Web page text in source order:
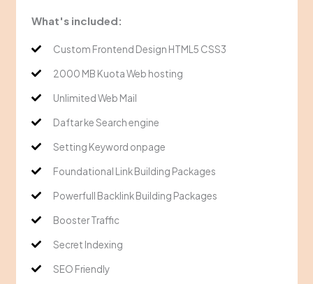
What's included:
Custom Frontend Design HTML5 CSS3
2000 MB Kuota Web hosting
Unlimited Web Mail
Daftar ke Search engine
Setting Keyword onpage
Foundational Link Building Packages
Powerfull Backlink Building Packages
Booster Traffic
Secret Indexing
SEO Friendly